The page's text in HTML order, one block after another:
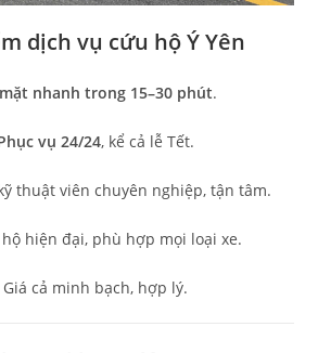
dịch vụ cứu hộ Ý Yên
nhanh trong 15–30 phút.
vụ 24/24, kể cả lễ Tết.
thuật viên chuyên nghiệp, tận tâm.
hộ hiện đại, phù hợp mọi loại xe.
Giá cả minh bạch, hợp lý.